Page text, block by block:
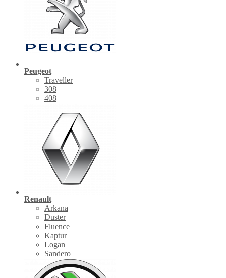
Peugeot
Traveller
308
408
Renault
Arkana
Duster
Fluence
Kaptur
Logan
Sandero